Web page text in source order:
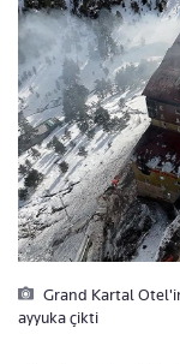
Grand Kartal
ayyuka çikti